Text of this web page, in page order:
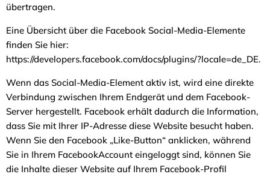
übertragen.
Eine Übersicht über die Facebook Social-Media-Elemente
finden Sie hier:
https://developers.facebook.com/docs/plugins/?locale=de_DE.
Wenn das Social-Media-Element aktiv ist, wird eine direkte
Verbindung zwischen Ihrem Endgerät und dem Facebook-
Server hergestellt. Facebook erhält dadurch die Information,
dass Sie mit Ihrer IP-Adresse diese Website besucht haben.
Wenn Sie den Facebook „Like-Button“ anklicken, während
Sie in Ihrem FacebookAccount eingeloggt sind, können Sie
die Inhalte dieser Website auf Ihrem Facebook-Profil